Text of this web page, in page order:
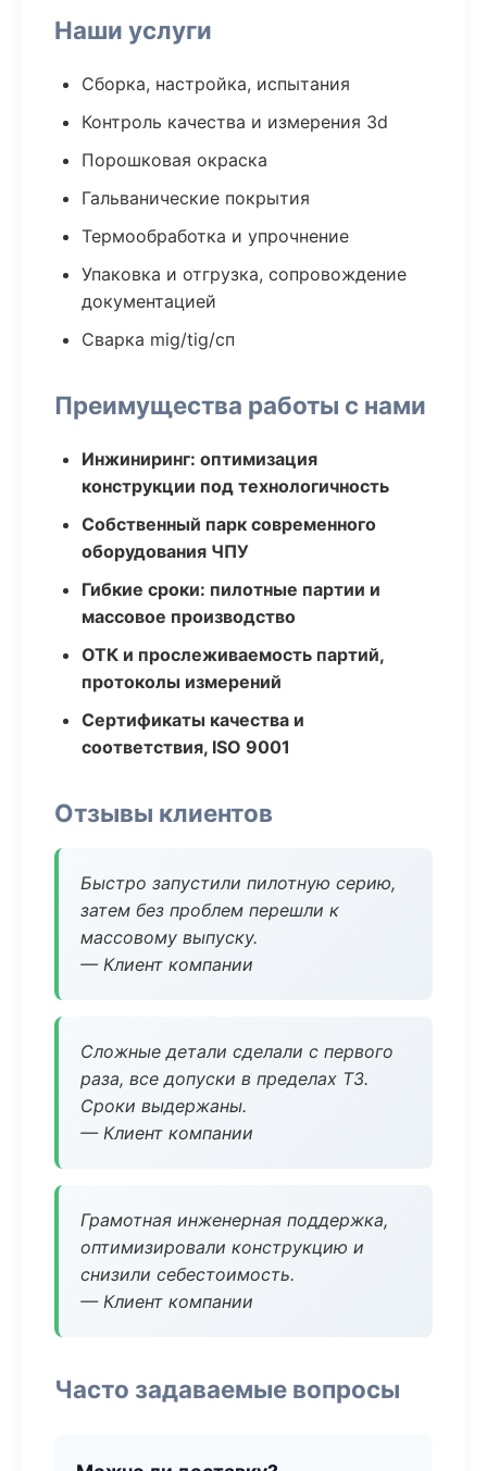
Наши услуги
Сборка, настройка, испытания
Контроль качества и измерения 3d
Порошковая окраска
Гальванические покрытия
Термообработка и упрочнение
Упаковка и отгрузка, сопровождение
документацией
Сварка mig/tig/сп
Преимущества работы с нами
Инжиниринг: оптимизация
конструкции под технологичность
Собственный парк современного
оборудования ЧПУ
Гибкие сроки: пилотные партии и
массовое производство
ОТК и прослеживаемость партий,
протоколы измерений
Сертификаты качества и
соответствия, ISO 9001
Отзывы клиентов
Быстро запустили пилотную серию,
затем без проблем перешли к
массовому выпуску.
— Клиент компании
Сложные детали сделали с первого
раза, все допуски в пределах ТЗ.
Сроки выдержаны.
— Клиент компании
Грамотная инженерная поддержка,
оптимизировали конструкцию и
снизили себестоимость.
— Клиент компании
Часто задаваемые вопросы